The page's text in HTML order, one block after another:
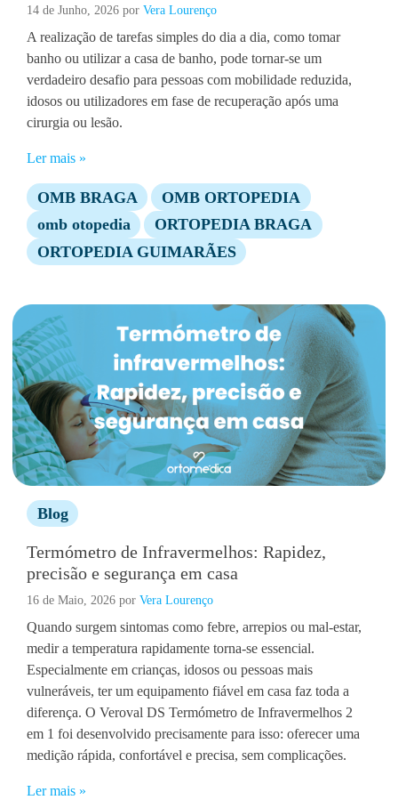
14 de Junho, 2026 por Vera Lourenço
A realização de tarefas simples do dia a dia, como tomar
banho ou utilizar a casa de banho, pode tornar-se um
verdadeiro desafio para pessoas com mobilidade reduzida,
idosos ou utilizadores em fase de recuperação após uma
cirurgia ou lesão.
Ler mais »
OMB BRAGA
OMB ORTOPEDIA
omb otopedia
ORTOPEDIA BRAGA
ORTOPEDIA GUIMARÃES
Blog
Termómetro de Infravermelhos: Rapidez,
precisão e segurança em casa
16 de Maio, 2026 por Vera Lourenço
Quando surgem sintomas como febre, arrepios ou mal-estar,
medir a temperatura rapidamente torna-se essencial.
Especialmente em crianças, idosos ou pessoas mais
vulneráveis, ter um equipamento fiável em casa faz toda a
diferença. O Veroval DS Termómetro de Infravermelhos 2
em 1 foi desenvolvido precisamente para isso: oferecer uma
medição rápida, confortável e precisa, sem complicações.
Ler mais »